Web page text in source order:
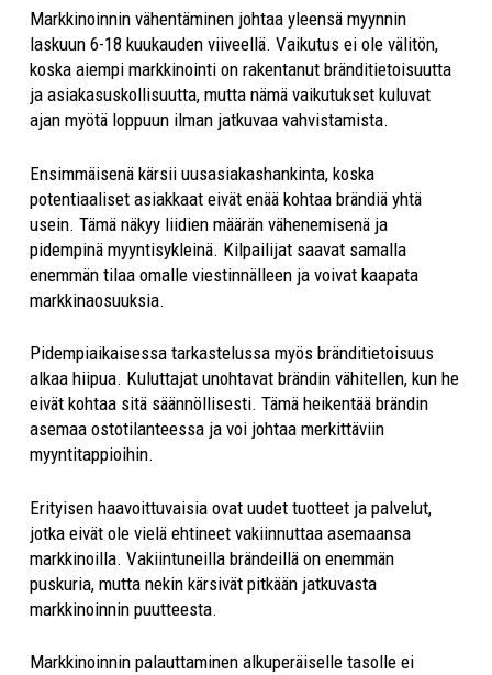
Markkinoinnin vähentäminen johtaa yleensä myynnin
laskuun 6-18 kuukauden viiveellä. Vaikutus ei ole välitön,
koska aiempi markkinointi on rakentanut bränditietoisuutta
ja asiakasuskollisuutta, mutta nämä vaikutukset kuluvat
ajan myötä loppuun ilman jatkuvaa vahvistamista.
Ensimmäisenä kärsii uusasiakashankinta, koska
potentiaaliset asiakkaat eivät enää kohtaa brändiä yhtä
usein. Tämä näkyy liidien määrän vähenemisenä ja
pidempinä myyntisykleinä. Kilpailijat saavat samalla
enemmän tilaa omalle viestinnälleen ja voivat kaapata
markkinaosuuksia.
Pidempiaikaisessa tarkastelussa myös bränditietoisuus
alkaa hiipua. Kuluttajat unohtavat brändin vähitellen, kun he
eivät kohtaa sitä säännöllisesti. Tämä heikentää brändin
asemaa ostotilanteessa ja voi johtaa merkittäviin
myyntitappioihin.
Erityisen haavoittuvaisia ovat uudet tuotteet ja palvelut,
jotka eivät ole vielä ehtineet vakiinnuttaa asemaansa
markkinoilla. Vakiintuneilla brändeillä on enemmän
puskuria, mutta nekin kärsivät pitkään jatkuvasta
markkinoinnin puutteesta.
Markkinoinnin palauttaminen alkuperäiselle tasolle ei